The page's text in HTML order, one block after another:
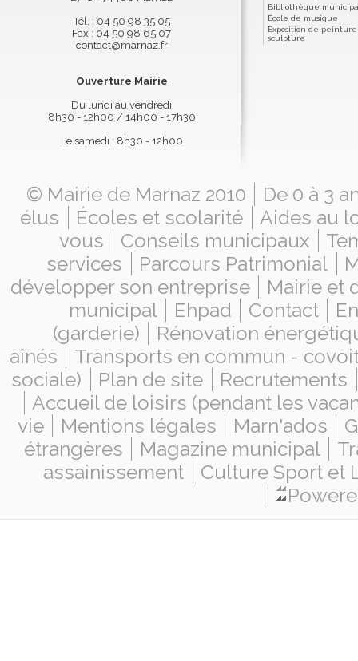
Tél. : 04 50 98 35 05
Fax : 04 50 98 65 07
contact@marnaz.fr
Ouverture Mairie
Du lundi au vendredi
8h30 - 12h00 / 14h00 - 17h30
Le samedi : 8h30 - 12h00
Bibliothèque
École de musique
Exposition de
sculpture
© Mairie de Marnaz 2010
De 0 à 3
élus
Écoles et scolarité
Aides au
vous
Conseils municipaux
services
Parcours Patrimonial
développer son entreprise
Mairie et
municipal
Ehpad Contact
(garderie)
Rénovation
aînés
Transports en commun -
sociale)
Plan de site
Recrutements
Accueil de loisirs (pendant les
vie
Mentions légales Marn'ados
étrangères
Magazine municipal
assainissement
Culture Sport et